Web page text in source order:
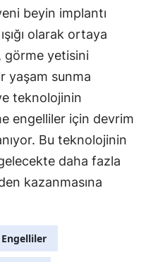
beyin implantı
olarak ortaya
görme yetisini
yaşam sunma
teknolojinin
engelliler için devrim
Bu teknolojinin
daha fazla
kazanmasına